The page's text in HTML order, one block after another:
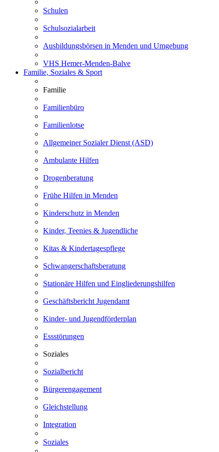
Schulen
Schulsozialarbeit
Ausbildungsbörsen in Menden und Umgebung
VHS Hemer-Menden-Balve
Familie, Soziales & Sport
Familie
Familienbüro
Familienlotse
Allgemeiner Sozialer Dienst (ASD)
Ambulante Hilfen
Drogenberatung
Frühe Hilfen in Menden
Kinderschutz in Menden
Kinder, Teenies & Jugendliche
Kitas & Kindertagespflege
Schwangerschaftsberatung
Stationäre Hilfen und Eingliederungshilfen
Geschäftsbericht Jugendamt
Kinder- und Jugendförderplan
Essstörungen
Soziales
Sozialbericht
Bürgerengagement
Gleichstellung
Integration
Soziales